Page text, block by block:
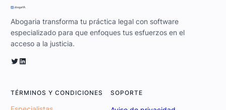
Abogaria transforma tu práctica legal con software
especializado para que enfoques tus esfuerzos en el
acceso a la justicia.
Twitter LinkedIn
TÉRMINOS Y CONDICIONES SOPORTE